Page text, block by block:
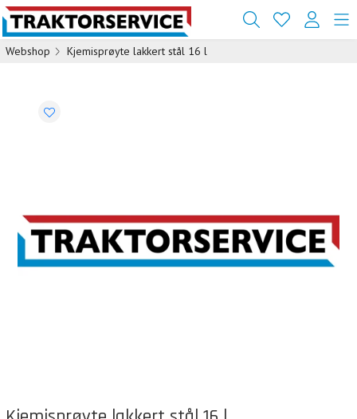
Webshop Kjemisprøyte lakkert stål 16 l